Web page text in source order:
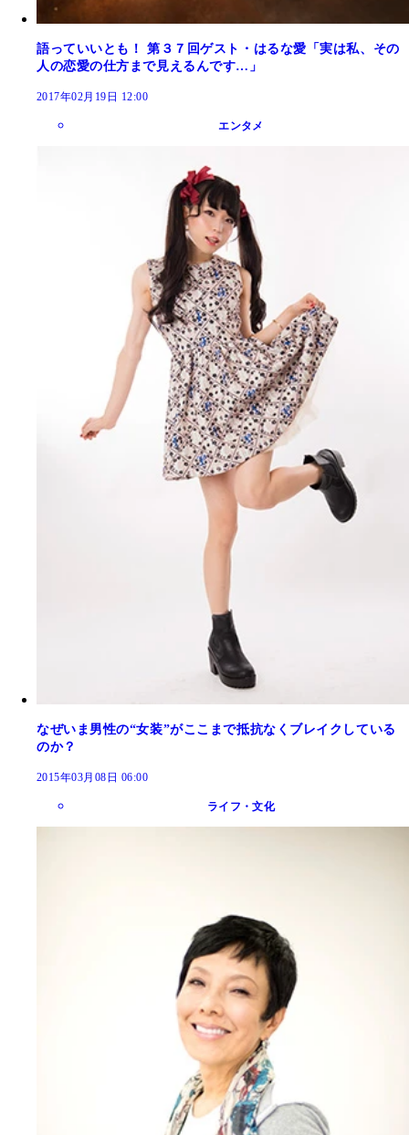
語っていいとも！ 第３７回ゲスト・はるな愛「実は私、その
人の恋愛の仕方まで見えるんです…」
2017年02月19日 12:00
エンタメ
なぜいま男性の“女装”がここまで抵抗なくブレイクしている
のか？
2015年03月08日 06:00
ライフ・文化